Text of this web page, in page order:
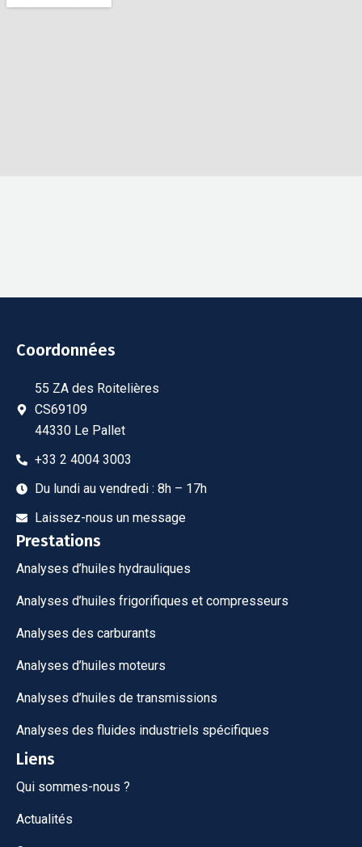
Coordonnées
55 ZA des Roitelières
CS69109
44330 Le Pallet
+33 2 4004 3003
Du lundi au vendredi : 8h – 17h
Laissez-nous un message
Prestations
Analyses d’huiles hydrauliques
Analyses d’huiles frigorifiques et compresseurs
Analyses des carburants
Analyses d’huiles moteurs
Analyses d’huiles de transmissions
Analyses des fluides industriels spécifiques
Liens
Qui sommes-nous ?
Actualités